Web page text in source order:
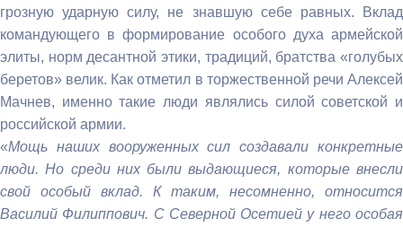
грозную ударную силу, не знавшую себе равных. Вклад
командующего в формирование особого духа армейской
элиты, норм десантной этики, традиций, братства «голубых
беретов» велик. Как отметил в торжественной речи Алексей
Мачнев, именно такие люди являлись силой советской и
российской армии.
«Мощь наших вооруженных сил создавали конкретные
люди. Но среди них были выдающиеся, которые внесли
свой особый вклад. К таким, несомненно, относится
Василий Филиппович. С Северной Осетией у него особая